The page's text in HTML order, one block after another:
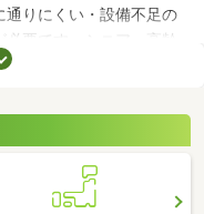
りにくい・設備不足の
要です。シニア・高齢
で、足腰が悪くても不
ださいね。